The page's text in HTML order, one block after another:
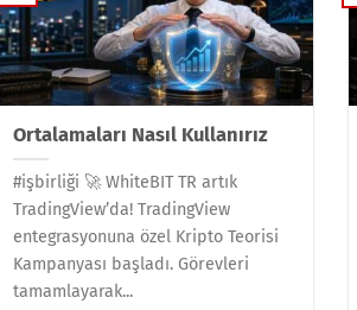
Ortalamaları Nasıl Kullanırız
#işbirliği 🚀 WhiteBIT TR artık
TradingView’da! TradingView
entegrasyonuna özel Kripto Teorisi
Kampanyası başladı. Görevleri
tamamlayarak...